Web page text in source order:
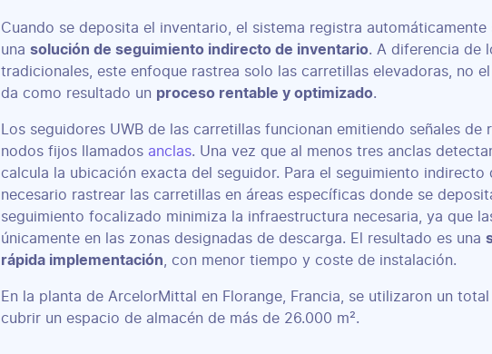
Cuando se deposita el inventario, el sistema registra automáticamente
una solución de seguimiento indirecto de inventario. A diferencia de
tradicionales, este enfoque rastrea solo las carretillas elevadoras, no
da como resultado un proceso rentable y optimizado.
Los seguidores UWB de las carretillas funcionan emitiendo señales
nodos fijos llamados anclas. Una vez que al menos tres anclas
calcula la ubicación exacta del seguidor. Para el seguimiento indirecto
necesario rastrear las carretillas en áreas específicas donde se
seguimiento focalizado minimiza la infraestructura necesaria, ya que
únicamente en las zonas designadas de descarga. El resultado es una
rápida implementación , con menor tiempo y coste de instalación.
En la planta de ArcelorMittal en Florange, Francia, se utilizaron un
cubrir un espacio de almacén de más de 26.000 m².